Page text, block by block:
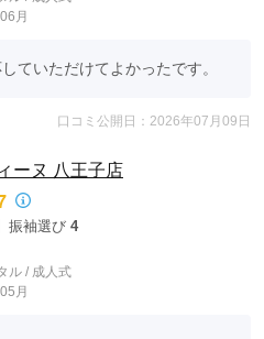
月
ていただけてよかったです。
口コミ公開日：2026年07月09日
ーヌ 八王子店
振袖選び 4
ル / 成人式
月